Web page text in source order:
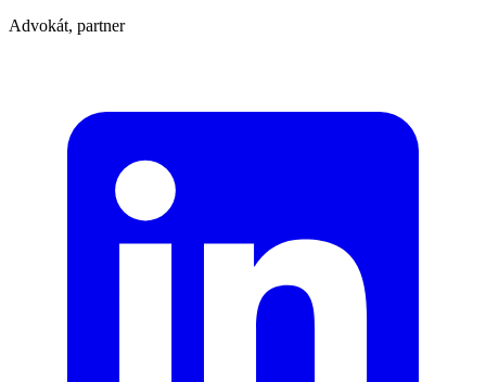
Advokát, partner